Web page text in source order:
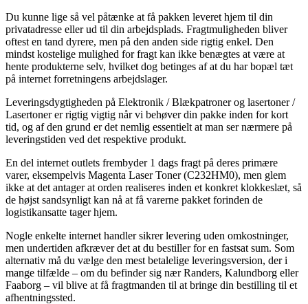
Du kunne lige så vel påtænke at få pakken leveret hjem til din
privatadresse eller ud til din arbejdsplads. Fragtmuligheden bliver
oftest en tand dyrere, men på den anden side rigtig enkel. Den
mindst kostelige mulighed for fragt kan ikke benægtes at være at
hente produkterne selv, hvilket dog betinges af at du har bopæl tæt
på internet forretningens arbejdslager.
Leveringsdygtigheden på Elektronik / Blækpatroner og lasertoner /
Lasertoner er rigtig vigtig når vi behøver din pakke inden for kort
tid, og af den grund er det nemlig essentielt at man ser nærmere på
leveringstiden ved det respektive produkt.
En del internet outlets frembyder 1 dags fragt på deres primære
varer, eksempelvis Magenta Laser Toner (C232HM0), men glem
ikke at det antager at orden realiseres inden et konkret klokkeslæt, så
de højst sandsynligt kan nå at få varerne pakket forinden de
logistikansatte tager hjem.
Nogle enkelte internet handler sikrer levering uden omkostninger,
men undertiden afkræver det at du bestiller for en fastsat sum. Som
alternativ må du vælge den mest betalelige leveringsversion, der i
mange tilfælde – om du befinder sig nær Randers, Kalundborg eller
Faaborg – vil blive at få fragtmanden til at bringe din bestilling til et
afhentningssted.